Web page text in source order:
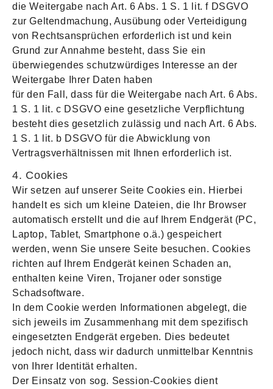
die Weitergabe nach Art. 6 Abs. 1 S. 1 lit. f DSGVO
zur Geltendmachung, Ausübung oder Verteidigung
von Rechtsansprüchen erforderlich ist und kein
Grund zur Annahme besteht, dass Sie ein
überwiegendes schutzwürdiges Interesse an der
Weitergabe Ihrer Daten haben
für den Fall, dass für die Weitergabe nach Art. 6 Abs.
1 S. 1 lit. c DSGVO eine gesetzliche Verpflichtung
besteht dies gesetzlich zulässig und nach Art. 6 Abs.
1 S. 1 lit. b DSGVO für die Abwicklung von
Vertragsverhältnissen mit Ihnen erforderlich ist.
4. Cookies
Wir setzen auf unserer Seite Cookies ein. Hierbei
handelt es sich um kleine Dateien, die Ihr Browser
automatisch erstellt und die auf Ihrem Endgerät (PC,
Laptop, Tablet, Smartphone o.ä.) gespeichert
werden, wenn Sie unsere Seite besuchen. Cookies
richten auf Ihrem Endgerät keinen Schaden an,
enthalten keine Viren, Trojaner oder sonstige
Schadsoftware.
In dem Cookie werden Informationen abgelegt, die
sich jeweils im Zusammenhang mit dem spezifisch
eingesetzten Endgerät ergeben. Dies bedeutet
jedoch nicht, dass wir dadurch unmittelbar Kenntnis
von Ihrer Identität erhalten.
Der Einsatz von sog. Session-Cookies dient